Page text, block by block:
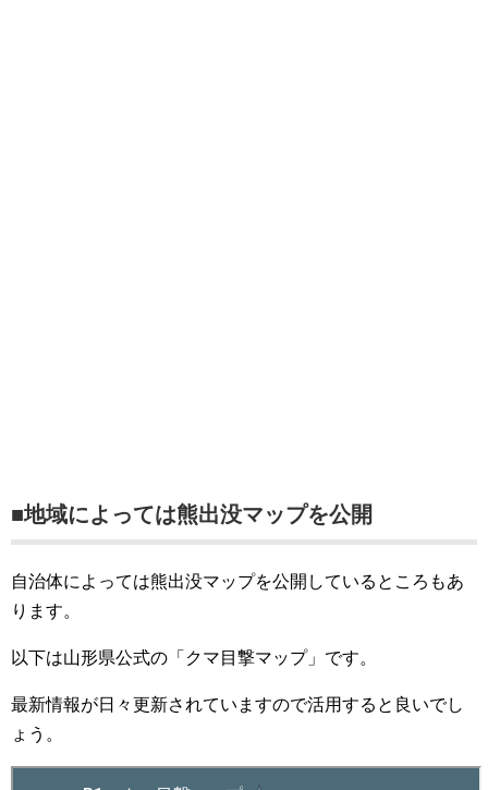
■地域によっては熊出没マップを公開
自治体によっては熊出没マップを公開しているところもあ
ります。
以下は山形県公式の「クマ目撃マップ」です。
最新情報が日々更新されていますので活用すると良いでし
ょう。